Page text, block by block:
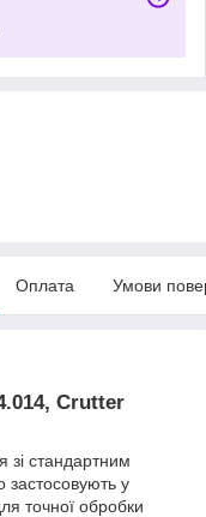
Оплата Умови
Crutter
зі стандартним
застосовують у
точної обробки